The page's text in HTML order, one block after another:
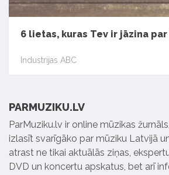
6 lietas, kuras Tev ir jāzina
Industrijas ABC
PARMUZIKU.LV
ParMuziku.lv ir online mūzikas
izlasīt svarīgāko par mūziku Latvijā
atrast ne tikai aktuālās ziņas,
DVD un koncertu apskatus, bet arī